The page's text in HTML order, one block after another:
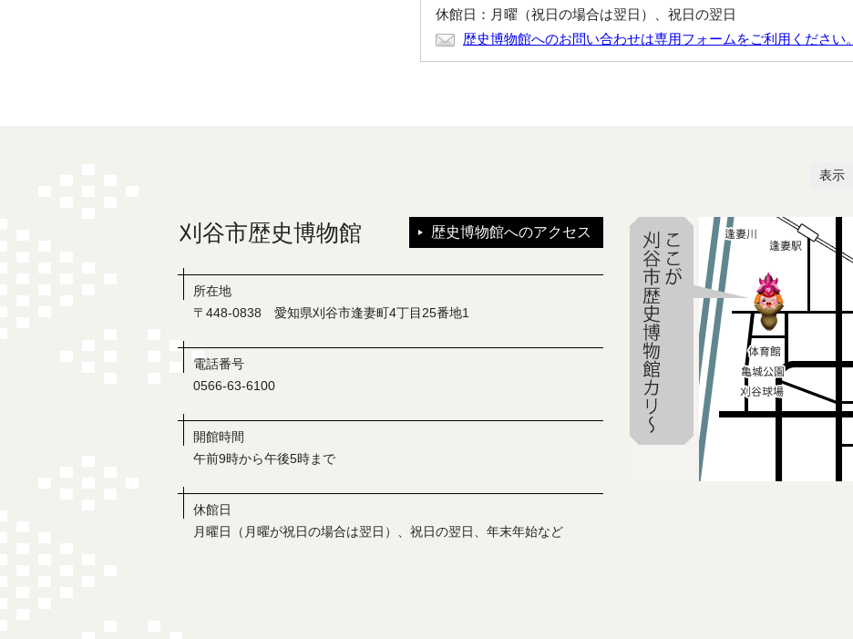
休館日：月曜（祝日の場合は翌日）、祝日の翌日
歴史博物館へのお問い合わせは専用フォームをご利用ください。
表示
刈谷市歴史博物館 歴史博物館へのアクセス
所在地
〒448-0838 愛知県刈谷市逢妻町4丁目25番地1
電話番号
0566-63-6100
開館時間
午前9時から午後5時まで
休館日
月曜日（月曜が祝日の場合は翌日）、祝日の翌日、年末年始など